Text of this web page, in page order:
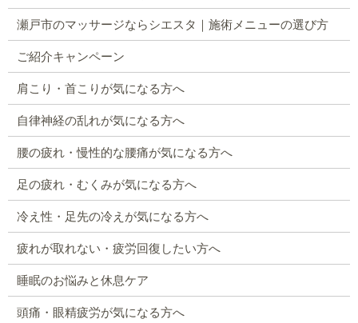
瀬戸市のマッサージならシエスタ｜施術メニューの選び方
ご紹介キャンペーン
肩こり・首こりが気になる方へ
自律神経の乱れが気になる方へ
腰の疲れ・慢性的な腰痛が気になる方へ
足の疲れ・むくみが気になる方へ
冷え性・足先の冷えが気になる方へ
疲れが取れない・疲労回復したい方へ
睡眠のお悩みと休息ケア
頭痛・眼精疲労が気になる方へ